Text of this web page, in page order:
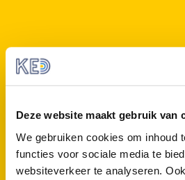
Deze website maakt gebruik van
We gebruiken cookies om inhoud
functies voor sociale media te
websiteverkeer te analyseren.
Coronacrisis
Op deze pagina vindt u alle
verband staan met de Coronacrisis.